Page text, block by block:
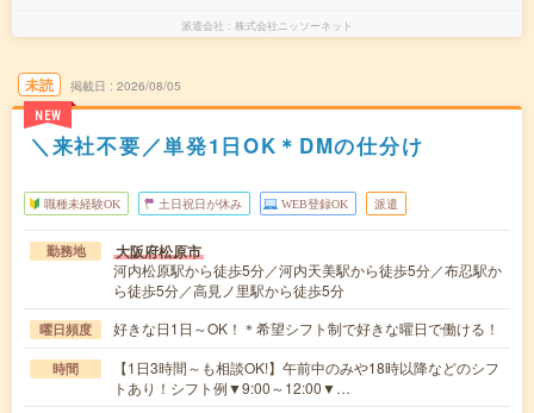
派遣会社 株式会社ニッソーネット
未読
NEW
掲載日 2026/08/05
＼来社不要／単発1日OK＊DMの仕分け
職種未経験OK 土日祝日が休み WEB登録OK 派遣
勤務地 大阪府松原市
河内松原駅から徒歩5分／河内天美駅から徒歩5分／布忍駅か
ら徒歩5分／高見ノ里駅から徒歩5分
曜日頻度 好きな日1日～OK！＊希望シフト制で好きな曜日で働ける！
時間
【1日3時間～も相談OK!】午前中のみや18時以降などのシフ
トあり！シフト例▼9:00～12:00▼…